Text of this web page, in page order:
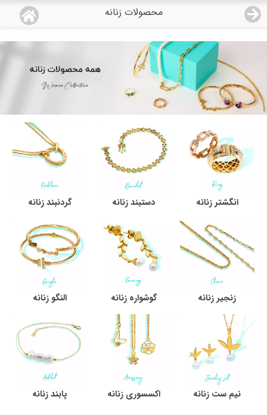
محصولات زنانه
منو
صفحه اصلی
دسته بندی محصولات
مجله روبی
درباره ما
تماس با ما
انگشتر زنانه دستبند زنانه گردنبند زنانه
زنجیر زنانه گوشواره زنانه النگو زنانه
نیم ست زنانه اکسسوری زنانه پابند زنانه